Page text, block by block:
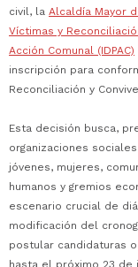
civil, la Alcaldía Mayor
Víctimas y
Acción Comunal (IDPAC)
inscripción para
Reconciliación y
Esta decisión busca,
organizaciones
jóvenes, mujeres,
humanos y gremios
escenario crucial de
modificación del
postular candidaturas
hasta el próximo 23 de